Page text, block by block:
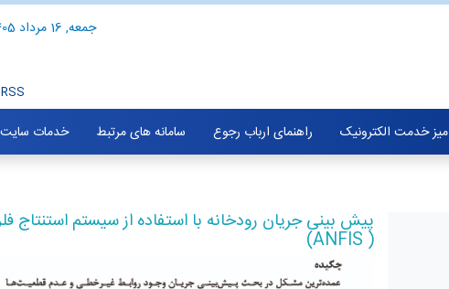
جمعه, 16 مرداد 1405
RSS
میز خدمت الکترونیک راهنمای ارباب رجوع سامانه های مرتبط
خدمات سایت
( ANFIS)